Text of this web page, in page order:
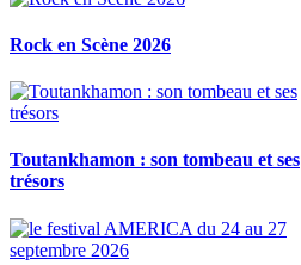
Rock en Scène 2026
Toutankhamon : son tombeau et ses
trésors